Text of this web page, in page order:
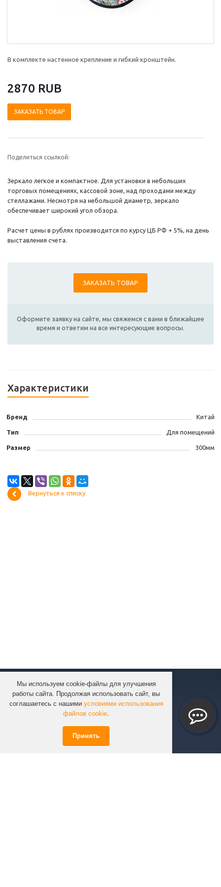
Мы используем cookie-файлы для улучшения
работы сайта. Продолжая использовать сайт, вы
соглашаетесь с нашими условиями использования
файлов cookie.
Принять
В комплекте настенное крепление и гибкий кронштейн.
2870 RUB
ЗАКАЗАТЬ ТОВАР
Поделиться ссылкой:
Зеркало легкое и компактное. Для установки в небольших
торговых помещениях, кассовой зоне, над проходами между
стеллажами. Несмотря на небольшой диаметр, зеркало
обеспечивает широкий угол обзора.
Расчет цены в рублях производится по курсу ЦБ РФ + 5%, на день
выставления счета.
ЗАКАЗАТЬ ТОВАР
Оформите заявку на сайте, мы свяжемся с вами в ближайшее
время и ответим на все интересующие вопросы.
Характеристики
Бренд Китай
Тип Для помещений
Размер 300мм
Вернуться к списку
КОМПАНИЯ
КАТАЛОГ
УСЛУГИ
ИНФОРМАЦИЯ